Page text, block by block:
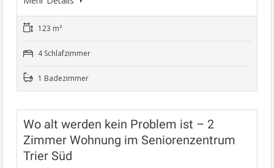
123 m²
4 Schlafzimmer
1 Badezimmer
Wo alt werden kein Problem ist – 2
Zimmer Wohnung im Seniorenzentrum
Trier Süd